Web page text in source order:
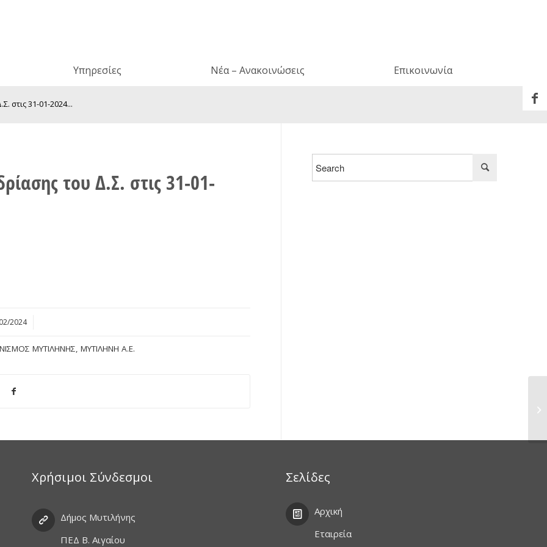
Υπηρεσίες Νέα – Ανακοινώσεις Επικοινωνία
στις 31-01-2024...
του Δ.Σ. στις 31-01-
2024
ΜΥΤΙΛΉΝΗΣ, ΜΥΤΙΛΉΝΗ Α.Ε.
Χρήσιμοι Σύνδεσμοι
Δήμος Μυτιλήνης
ΠΕΔ Β. Αιγαίου
Σελίδες
Αρχική
Εταιρεία